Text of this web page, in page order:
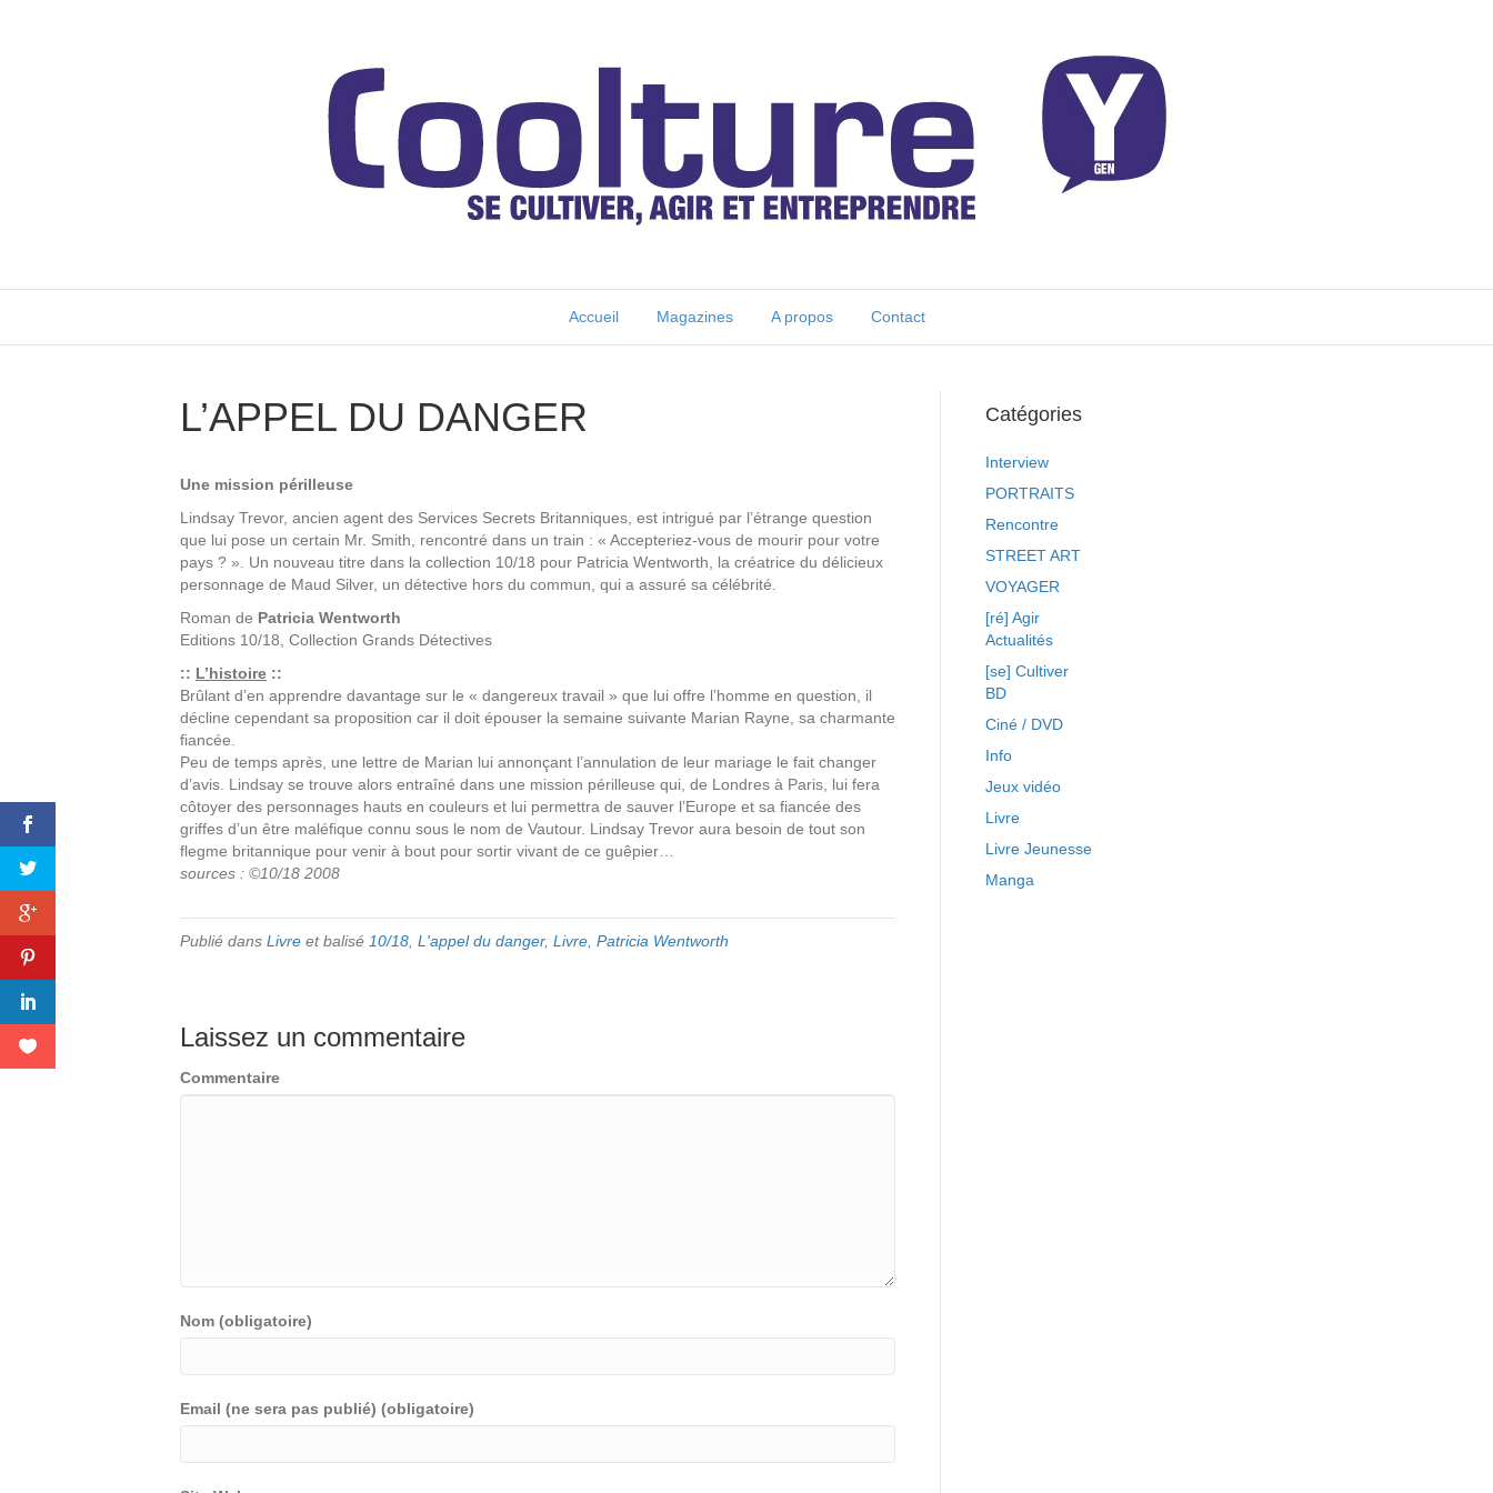
Accueil Magazines A propos Contact
L’APPEL DU DANGER
Une mission périlleuse
Lindsay Trevor, ancien agent des Services Secrets Britanniques, est intrigué par l’étrange question
que lui pose un certain Mr. Smith, rencontré dans un train : « Accepteriez-vous de mourir pour votre
pays ? ». Un nouveau titre dans la collection 10/18 pour Patricia Wentworth, la créatrice du délicieux
personnage de Maud Silver, un détective hors du commun, qui a assuré sa célébrité.
Roman de Patricia Wentworth
Editions 10/18, Collection Grands Détectives
:: L’histoire ::
Brûlant d’en apprendre davantage sur le « dangereux travail » que lui offre l’homme en question, il
décline cependant sa proposition car il doit épouser la semaine suivante Marian Rayne, sa charmante
fiancée.
Peu de temps après, une lettre de Marian lui annonçant l’annulation de leur mariage le fait changer
d’avis. Lindsay se trouve alors entraîné dans une mission périlleuse qui, de Londres à Paris, lui fera
côtoyer des personnages hauts en couleurs et lui permettra de sauver l’Europe et sa fiancée des
griffes d’un être maléfique connu sous le nom de Vautour. Lindsay Trevor aura besoin de tout son
flegme britannique pour venir à bout pour sortir vivant de ce guêpier…
sources : ©10/18 2008
Publié dans Livre et balisé 10/18 L'appel du danger, Livre Patricia Wentworth
Laissez un commentaire
Commentaire
Nom (obligatoire)
Email (ne sera pas publié) (obligatoire)
Catégories
Interview
PORTRAITS
Rencontre
STREET ART
VOYAGER
[ré] Agir
Actualités
[se] Cultiver
BD
Ciné / DVD
Info
Jeux vidéo
Livre
Livre Jeunesse
Manga